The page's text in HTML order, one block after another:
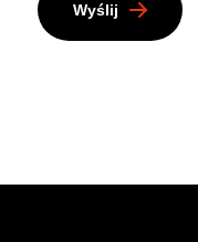
Wyślij